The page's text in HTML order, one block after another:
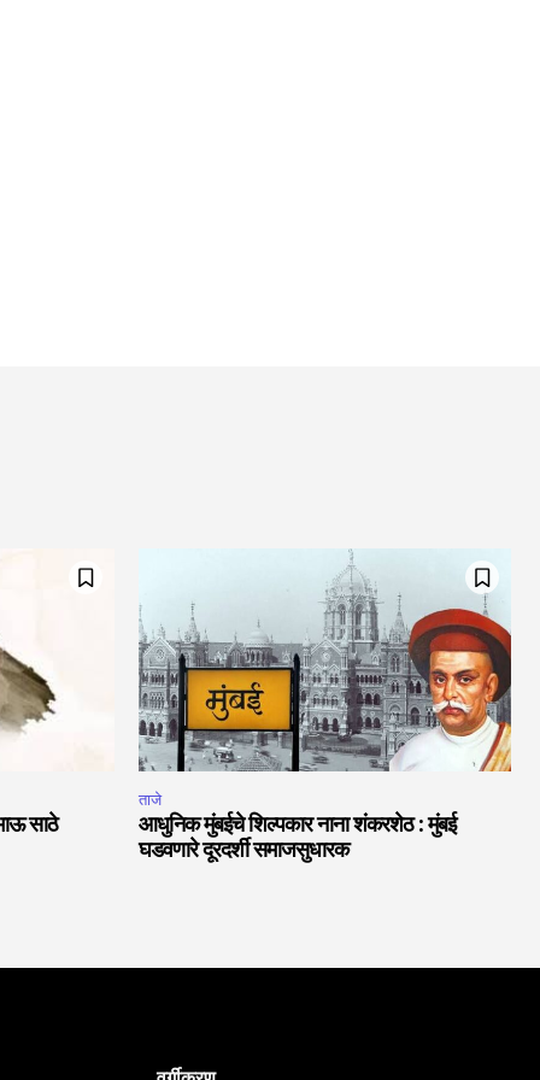
साठे
ताजे
आधुनिक मुंबईचे शिल्पकार नाना शंकरशेठ : मुंबई
घडवणारे दूरदर्शी समाजसुधारक